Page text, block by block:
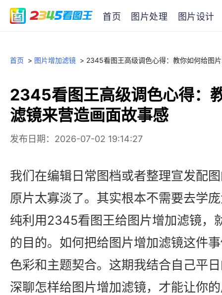
首页 图片处理 图片设计
首页 > 图片增加滤镜 > 2345看图王高级调色心得：教你如何给图
2345看图王高级调色心得：
滤镜来营造画面故事感
发布日期：2026-07-02 19:14:27
我们在编辑日常图档或者整理宣发配
原片太寡淡了。其实根本不需要去学
纯利用2345看图王给图片增加滤镜，
的目的。如何把给图片增加滤镜这件
色彩和主题契合。这期我结合自己平
深聊怎样给图片增加滤镜，才能让你